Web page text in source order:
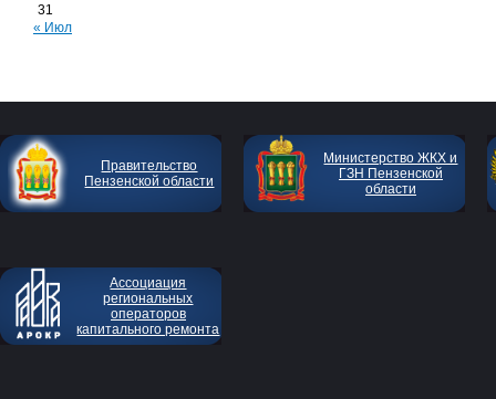
31
« Июл
Правительство
Пензенской области
Министерство ЖКХ и
ГЗН Пензенской
области
Ассоциация
региональных
операторов
капитального ремонта